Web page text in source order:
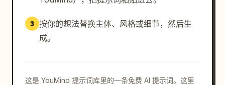
3 按你的想法替换主体、风格或细节，然后生
成。
这是 YouMind 提示词库里的一条免费 AI 提示词。这里